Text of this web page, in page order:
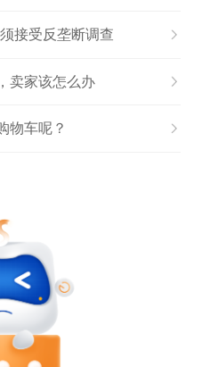
接受反垄断调查
卖家该怎么办
物车呢？